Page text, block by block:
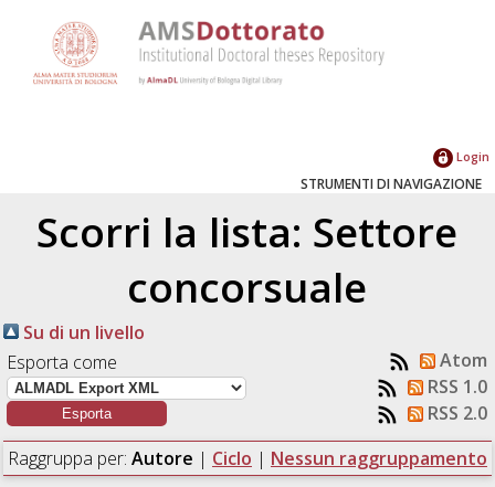
Login
STRUMENTI DI NAVIGAZIONE
Scorri la lista: Settore
concorsuale
Su di un livello
Esporta come
Atom
RSS 1.0
RSS 2.0
Raggruppa per: Autore | Ciclo | Nessun raggruppamento